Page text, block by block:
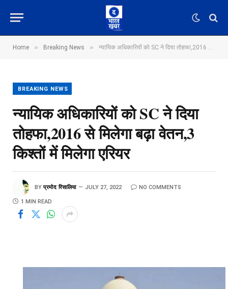
Home » Breaking News » न्यायिक अधिकारियों को SC ने दिया तोहफा,2016 से मिलेगा बढ़ा वेतन,3 किश्तों में मिलेगा एरियर
BREAKING NEWS
न्यायिक अधिकारियों को SC ने दिया
तोहफा,2016 से मिलेगा बढ़ा वेतन,3
किश्तों में मिलेगा एरियर
BY प्रमोद रिसालिया JULY 27, 2022 NO COMMENTS
1 MIN READ